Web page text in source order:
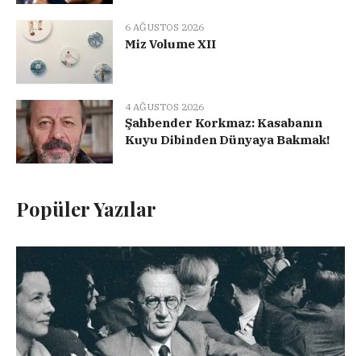
6 AĞUSTOS 2026
Miz Volume XII
4 AĞUSTOS 2026
Şahbender Korkmaz: Kasabanın
Kuyu Dibinden Dünyaya Bakmak!
Popüler Yazılar